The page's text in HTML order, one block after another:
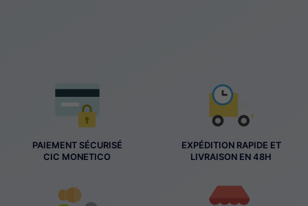
PAIEMENT SÉCURISÉ
CIC MONETICO
EXPÉDITION RAPIDE ET
LIVRAISON EN 48H